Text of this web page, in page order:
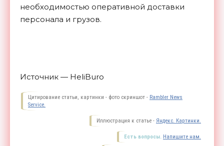
необходимостью оперативной доставки
персонала и грузов.
Источник — HeliBuro
Цитирование статьи, картинки - фото скриншот - Rambler News
Service.
Иллюстрация к статье - Яндекс. Картинки.
Есть вопросы. Напишите нам.